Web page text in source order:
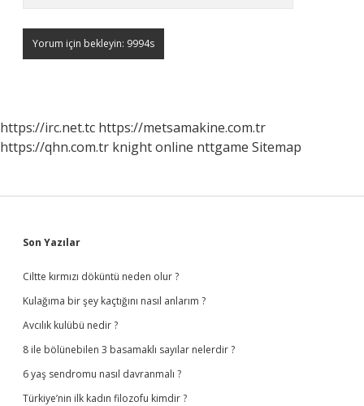
https://irc.net.tc https://metsamakine.com.tr
https://qhn.com.tr knight online nttgame Sitemap
Sidebar
Son Yazılar
Ciltte kırmızı döküntü neden olur ?
Kulağıma bir şey kaçtığını nasıl anlarım ?
Avcılık kulübü nedir ?
8 ile bölünebilen 3 basamaklı sayılar nelerdir ?
6 yaş sendromu nasıl davranmalı ?
Türkiye’nin ilk kadın filozofu kimdir ?